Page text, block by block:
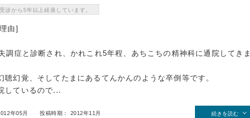
診から5年以上経過しています。
由]
調症と診断され、かれこれ5年程、あちこちの精神科に通院してきま
聴幻覚、そしてたまにあるてんかんのような卒倒等です。
しているので...
年05月 投稿時期： 2012年11月 続きを読む